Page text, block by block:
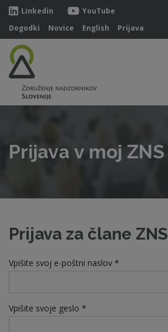
Linkedin
YouTube
Dogodki
Novice English Prijava
Prijava v moj ZNS
Prijava za člane ZNS
Vpišite svoj e-poštni naslov *
Vpišite svoje geslo *